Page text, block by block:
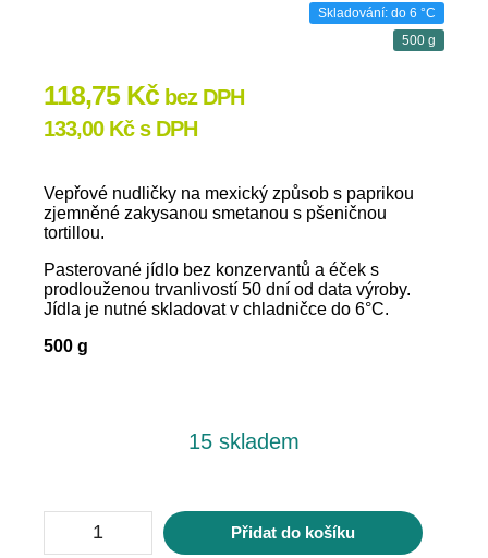
Skladování: do 6 °C
500 g
118,75 Kč bez DPH
133,00 Kčs DPH
Vepřové nudličky na mexický způsob s paprikou
zjemněné zakysanou smetanou s pšeničnou
tortillou.
Pasterované jídlo bez konzervantů a éček s
prodlouženou trvanlivostí 50 dní od data výroby.
Jídla je nutné skladovat v chladničce do 6°C.
500 g
15 skladem
Přidat do košíku